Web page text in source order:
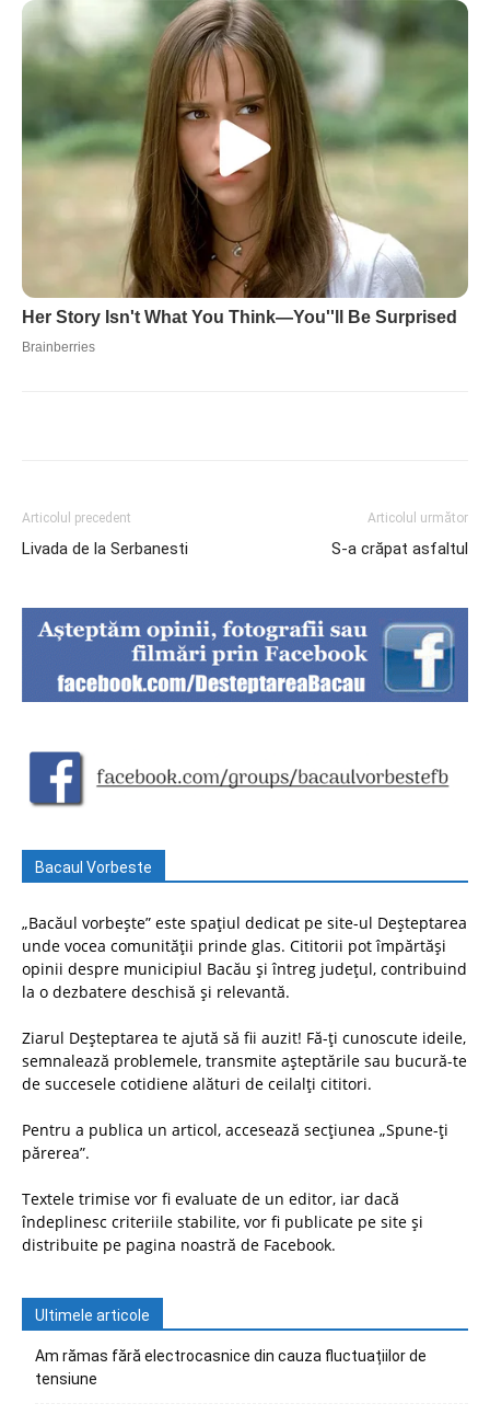
Articolul precedent
Livada de la Serbanesti
Articolul următor
S-a crăpat asfaltul
Bacaul Vorbeste
„Bacăul vorbește” este spațiul dedicat pe site-ul Deșteptarea
unde vocea comunității prinde glas. Cititorii pot împărtăși
opinii despre municipiul Bacău și întreg județul, contribuind
la o dezbatere deschisă și relevantă.
Ziarul Deșteptarea te ajută să fii auzit! Fă-ți cunoscute ideile,
semnalează problemele, transmite așteptările sau bucură-te
de succesele cotidiene alături de ceilalți cititori.
Pentru a publica un articol, accesează secțiunea „Spune-ți
părerea”.
Textele trimise vor fi evaluate de un editor, iar dacă
îndeplinesc criteriile stabilite, vor fi publicate pe site și
distribuite pe pagina noastră de Facebook.
Ultimele articole
Am rămas fără electrocasnice din cauza fluctuațiilor de
tensiune